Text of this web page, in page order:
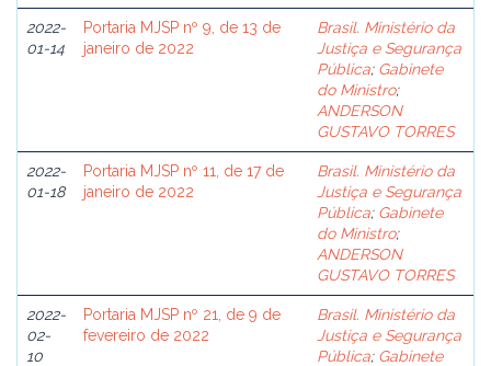
2022-
01-14
Portaria MJSP nº 9, de 13 de
janeiro de 2022
Brasil. Ministério da
Justiça e Segurança
Pública; Gabinete
do Ministro;
ANDERSON
GUSTAVO TORRES
2022-
01-18
Portaria MJSP nº 11, de 17 de
janeiro de 2022
Brasil. Ministério da
Justiça e Segurança
Pública; Gabinete
do Ministro;
ANDERSON
GUSTAVO TORRES
2022-
02-
10
Portaria MJSP nº 21, de 9 de
fevereiro de 2022
Brasil. Ministério da
Justiça e Segurança
Pública; Gabinete